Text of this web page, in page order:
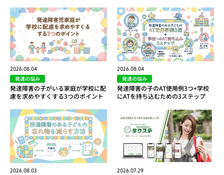
2026.08.04
発達の悩み
発達障害の子がいる家庭が学校に配
慮を求めやすくする3つのポイント
2026.08.04
発達の悩み
発達障害の子のAT使用例3つ+学校
にATを持ち込むための3ステップ
2026.08.03 2026.07.29